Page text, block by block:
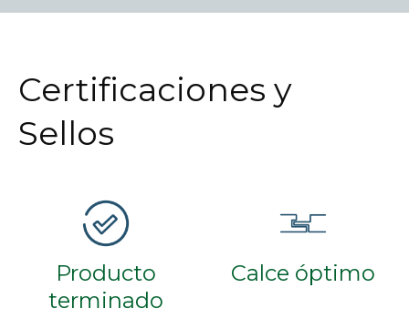
Certificaciones y
Sellos
Producto
terminado
Calce óptimo